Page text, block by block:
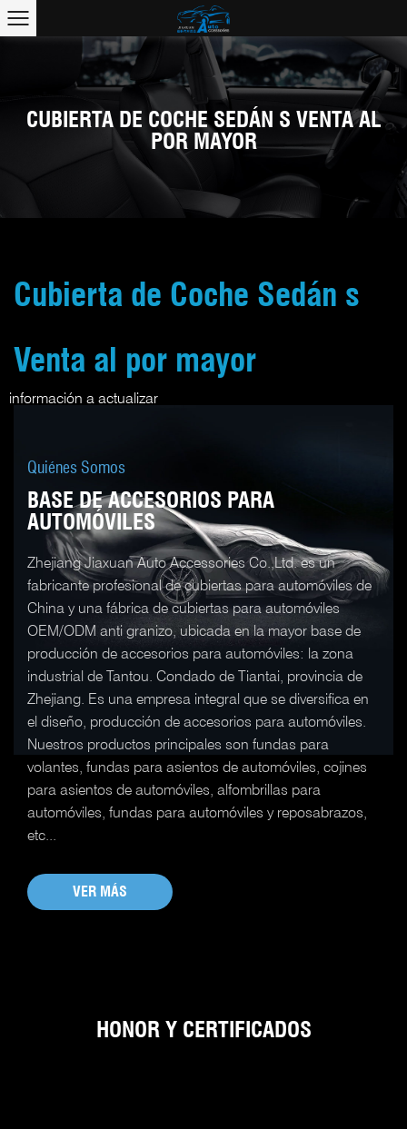
CUBIERTA DE COCHE SEDÁN S VENTA AL
POR MAYOR
Cubierta de Coche Sedán s
Venta al por mayor
información a actualizar
Quiénes Somos
BASE DE ACCESORIOS PARA
AUTOMÓVILES
Zhejiang Jiaxuan Auto Accessories Co.,Ltd. es un
fabricante profesional de cubiertas para automóviles de
China y una fábrica de cubiertas para automóviles
OEM/ODM anti granizo, ubicada en la mayor base de
producción de accesorios para automóviles: la zona
industrial de Tantou. Condado de Tiantai, provincia de
Zhejiang. Es una empresa integral que se diversifica en
el diseño, producción de accesorios para automóviles.
Nuestros productos principales son fundas para
volantes, fundas para asientos de automóviles, cojines
para asientos de automóviles, alfombrillas para
automóviles, fundas para automóviles y reposabrazos,
etc...
VER MÁS
HONOR Y CERTIFICADOS